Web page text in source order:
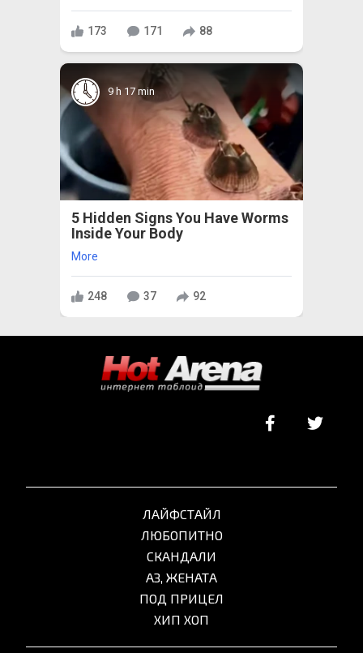
173 171 88
9 h 17 min
5 Hidden Signs You Have Worms
Inside Your Body
More
248 37 92
ЛАЙФСТАЙЛ
ЛЮБОПИТНО
СКАНДАЛИ
АЗ, ЖЕНАТА
ПОД ПРИЦЕЛ
ХИП ХОП